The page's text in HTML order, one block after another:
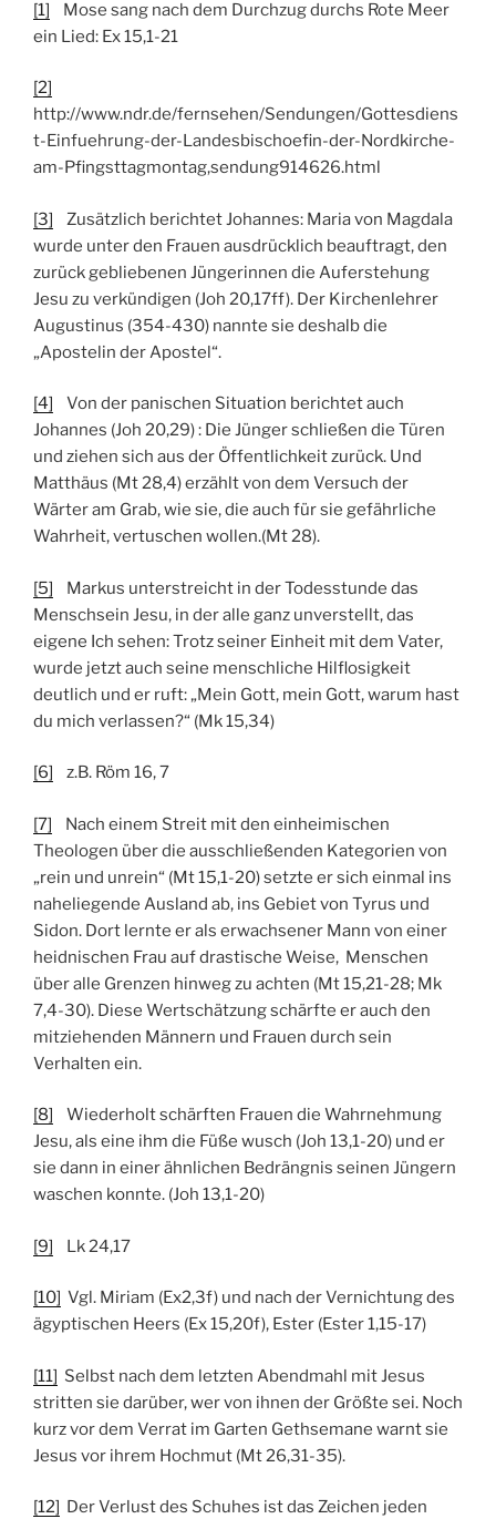
[1] Mose sang nach dem Durchzug durchs Rote Meer
ein Lied: Ex 15,1-21
[2]
http://www.ndr.de/fernsehen/Sendungen/Gottesdiens
t-Einfuehrung-der-Landesbischoefin-der-Nordkirche-
am-Pfingsttagmontag,sendung914626.html
[3] Zusätzlich berichtet Johannes: Maria von Magdala
wurde unter den Frauen ausdrücklich beauftragt, den
zurück gebliebenen Jüngerinnen die Auferstehung
Jesu zu verkündigen (Joh 20,17ff). Der Kirchenlehrer
Augustinus (354-430) nannte sie deshalb die
„Apostelin der Apostel“.
[4] Von der panischen Situation berichtet auch
Johannes (Joh 20,29) : Die Jünger schließen die Türen
und ziehen sich aus der Öffentlichkeit zurück. Und
Matthäus (Mt 28,4) erzählt von dem Versuch der
Wärter am Grab, wie sie, die auch für sie gefährliche
Wahrheit, vertuschen wollen.(Mt 28).
[5] Markus unterstreicht in der Todesstunde das
Menschsein Jesu, in der alle ganz unverstellt, das
eigene Ich sehen: Trotz seiner Einheit mit dem Vater,
wurde jetzt auch seine menschliche Hilflosigkeit
deutlich und er ruft: „Mein Gott, mein Gott, warum hast
du mich verlassen?“ (Mk 15,34)
[6] z.B. Röm 16, 7
[7] Nach einem Streit mit den einheimischen
Theologen über die ausschließenden Kategorien von
„rein und unrein“ (Mt 15,1-20) setzte er sich einmal ins
naheliegende Ausland ab, ins Gebiet von Tyrus und
Sidon. Dort lernte er als erwachsener Mann von einer
heidnischen Frau auf drastische Weise, Menschen
über alle Grenzen hinweg zu achten (Mt 15,21-28; Mk
7,4-30). Diese Wertschätzung schärfte er auch den
mitziehenden Männern und Frauen durch sein
Verhalten ein.
[8] Wiederholt schärften Frauen die Wahrnehmung
Jesu, als eine ihm die Füße wusch (Joh 13,1-20) und er
sie dann in einer ähnlichen Bedrängnis seinen Jüngern
waschen konnte. (Joh 13,1-20)
[9] Lk 24,17
[10] Vgl. Miriam (Ex2,3f) und nach der Vernichtung des
ägyptischen Heers (Ex 15,20f), Ester (Ester 1,15-17)
[11] Selbst nach dem letzten Abendmahl mit Jesus
stritten sie darüber, wer von ihnen der Größte sei. Noch
kurz vor dem Verrat im Garten Gethsemane warnt sie
Jesus vor ihrem Hochmut (Mt 26,31-35).
[12] Der Verlust des Schuhes ist das Zeichen jeden